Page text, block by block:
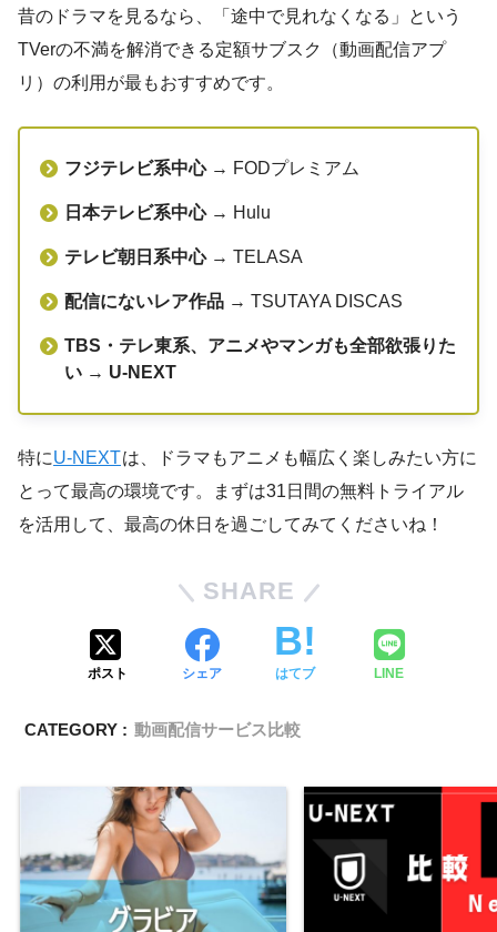
昔のドラマを見るなら、「途中で見れなくなる」という
TVerの不満を解消できる定額サブスク（動画配信アプ
リ）の利用が最もおすすめです。
フジテレビ系中心→ FODプレミアム
日本テレビ系中心→ Hulu
テレビ朝日系中心→ TELASA
配信にないレア作品 → TSUTAYA DISCAS
TBS・テレ東系、アニメやマンガも全部欲張りた
い → U-NEXT
特にU-NEXTは、ドラマもアニメも幅広く楽しみたい方に
とって最高の環境です。まずは31日間の無料トライアル
を活用して、最高の休日を過ごしてみてくださいね！
SHARE
ポスト シェア はてブ LINE
CATEGORY : 動画配信サービス比較